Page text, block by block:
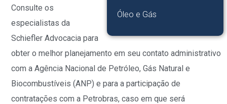
Óleo e Gás
Consulte os
especialistas da
Schiefler Advocacia para
obter o melhor planejamento em seu contato administrativo
com a Agência Nacional de Petróleo, Gás Natural e
Biocombustíveis (ANP) e para a participação de
contratações com a Petrobras, caso em que será